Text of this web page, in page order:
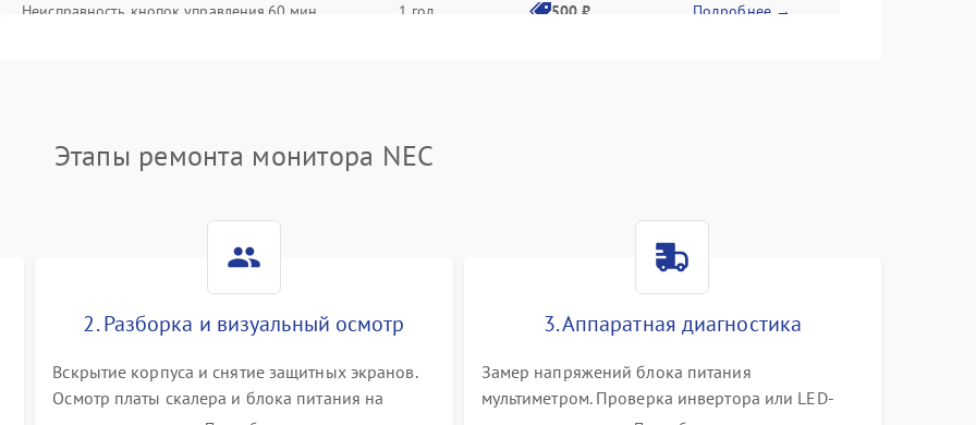
Неисправность кнопок управления 60 мин 1 год 500 ₽ Подробнее →
Поломка системы автоматического
короткого замыкания
Этапы ремонта монитора NEC
2. Разборка и визуальный осмотр
Вскрытие корпуса и снятие защитных экранов.
Осмотр платы скалера и блока питания на
3. Аппаратная диагностика
Замер напряжений блока питания
мультиметром. Проверка инвертора или LED-